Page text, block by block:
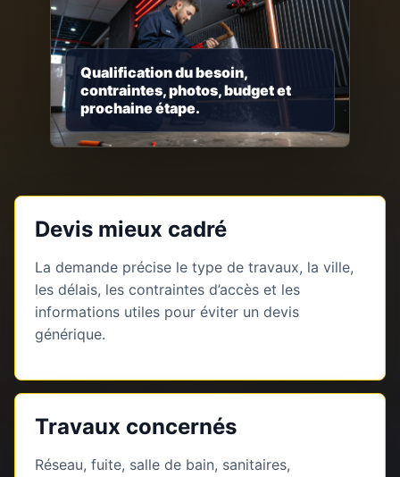
Qualification du besoin,
contraintes, photos, budget et
prochaine étape.
Devis mieux cadré
La demande précise le type de travaux, la ville,
les délais, les contraintes d’accès et les
informations utiles pour éviter un devis
générique.
Travaux concernés
Réseau, fuite, salle de bain, sanitaires,